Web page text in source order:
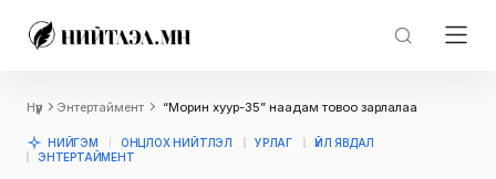
Нүүр Энтертаймент “Морин хуур-35” наадам товоо зарлалаа
НИЙГЭМ ОНЦЛОХ НИЙТЛЭЛ УРЛАГ
ҮЙЛ ЯВДАЛ
ЭНТЕРТАЙМЕНТ